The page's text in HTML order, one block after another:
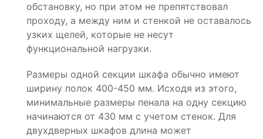
обстановку, но при этом не препятствовал
проходу, а между ним и стенкой не оставалось
узких щелей, которые не несут
функциональной нагрузки.
Размеры одной секции шкафа обычно имеют
ширину полок 400-450 мм. Исходя из этого,
минимальные размеры пенала на одну секцию
начинаются от 430 мм с учетом стенок. Для
двухдверных шкафов длина может